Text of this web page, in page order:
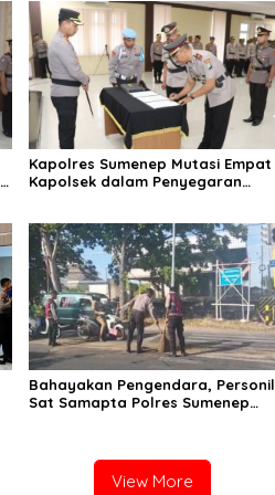
Kapolres Sumenep Mutasi Empat
Kapolsek dalam Penyegaran
Bahayakan Pengendara, Personil
Sat Samapta Polres Sumenep
View More